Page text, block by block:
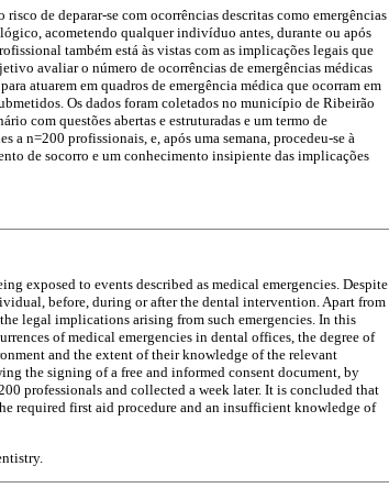
de deparar-se com ocorrências descritas como emergências
acometendo qualquer indivíduo antes, durante ou após
também está às vistas com as implicações legais que
avaliar o número de ocorrências de emergências médicas
atuarem em quadros de emergência médica que ocorram em
Os dados foram coletados no município de Ribeirão
com questões abertas e estruturadas e um termo de
n=200 profissionais, e, após uma semana, procedeu-se à
de socorro e um conhecimento insipiente das implicações
exposed to events described as medical emergencies. Despite
before, during or after the dental intervention. Apart from
legal implications arising from such emergencies. In this
of medical emergencies in dental offices, the degree of
and the extent of their knowledge of the relevant
the signing of a free and informed consent document, by
professionals and collected a week later. It is concluded that
required first aid procedure and an insufficient knowledge of